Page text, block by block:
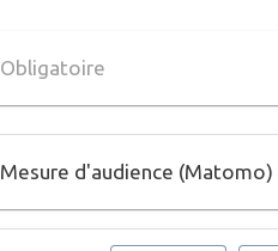
Bouge ton corps
Bresse Jura Foot
Obligatoire
Mesure d'audience (Matomo)